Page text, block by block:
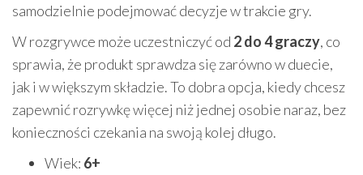
samodzielnie podejmować decyzje w trakcie gry.
W rozgrywce może uczestniczyć od 2 do 4 graczy, co
sprawia, że produkt sprawdza się zarówno w duecie,
jak i w większym składzie. To dobra opcja, kiedy chcesz
zapewnić rozrywkę więcej niż jednej osobie naraz, bez
konieczności czekania na swoją kolej długo.
Wiek: 6+